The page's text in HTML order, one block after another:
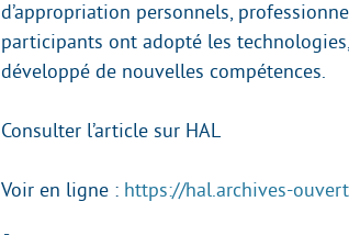
d’appropriation personnels,
participants ont adopté les
développé de nouvelles compétences.
Consulter l’article sur HAL
Voir en ligne : https://hal.archives-